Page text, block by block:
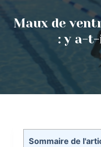
c
n
Maux de
: y a-
Sommaire de